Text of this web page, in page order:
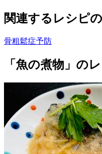
関連するレシピ
骨粗鬆症予防
「魚の煮物」の